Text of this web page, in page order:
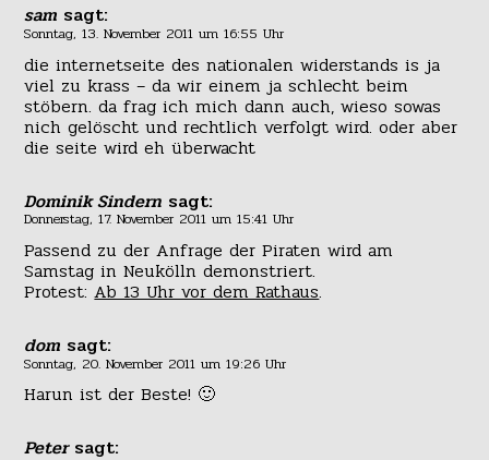
sam sagt:
Sonntag, 13. November 2011 um 16:55 Uhr
die internetseite des nationalen widerstands is ja
viel zu krass – da wir einem ja schlecht beim
stöbern. da frag ich mich dann auch, wieso sowas
nich gelöscht und rechtlich verfolgt wird. oder aber
die seite wird eh überwacht
Dominik Sindern sagt:
Donnerstag, 17. November 2011 um 15:41 Uhr
Passend zu der Anfrage der Piraten wird am
Samstag in Neukölln demonstriert.
Protest:Ab 13 Uhr vor dem Rathaus.
dom sagt:
Sonntag, 20. November 2011 um 19:26 Uhr
Harun ist der Beste! 🙂
Peter sagt: